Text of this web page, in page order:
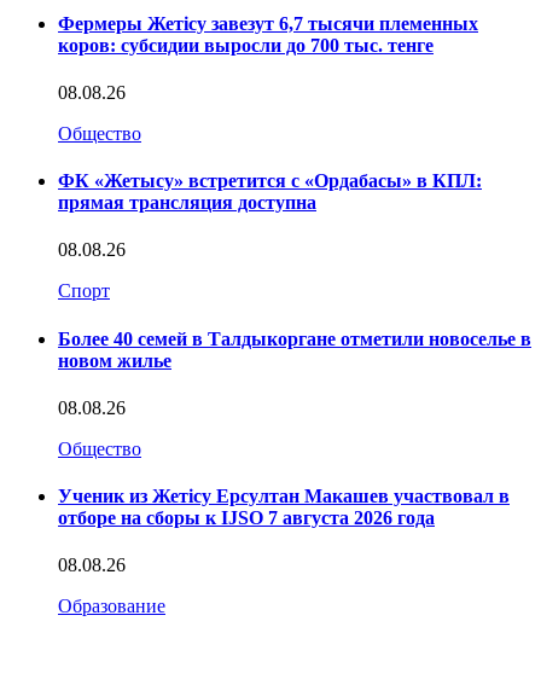
Фермеры Жетісу завезут 6,7 тысячи племенных
коров: субсидии выросли до 700 тыс. тенге
08.08.26
Общество
ФК «Жетысу» встретится с «Ордабасы» в КПЛ:
прямая трансляция доступна
08.08.26
Спорт
Более 40 семей в Талдыкоргане отметили новоселье в
новом жилье
08.08.26
Общество
Ученик из Жетісу Ерсултан Макашев участвовал в
отборе на сборы к IJSO 7 августа 2026 года
08.08.26
Образование